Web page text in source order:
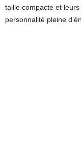
taille compacte et
personnalité pleine